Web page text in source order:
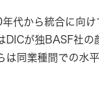
から統合に向け
が独BASF社の
同業種間での水